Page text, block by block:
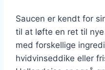
Saucen er kendt for
til at løfte en ret til
med forskellige
hvidvinseddike eller